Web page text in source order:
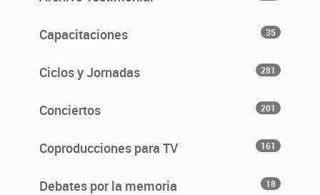
Capacitaciones 35
Ciclos y Jornadas 281
Conciertos 201
Coproducciones para TV 161
Debates por la memoria 18